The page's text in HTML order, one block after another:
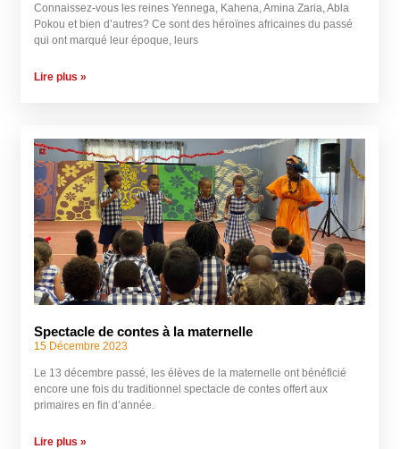
Connaissez-vous les reines Yennega, Kahena, Amina Zaria, Abla
Pokou et bien d’autres? Ce sont des héroïnes africaines du passé
qui ont marqué leur époque, leurs
Lire plus »
Spectacle de contes à la maternelle
15 Décembre 2023
Le 13 décembre passé, les élèves de la maternelle ont bénéficié
encore une fois du traditionnel spectacle de contes offert aux
primaires en fin d’année.
Lire plus »